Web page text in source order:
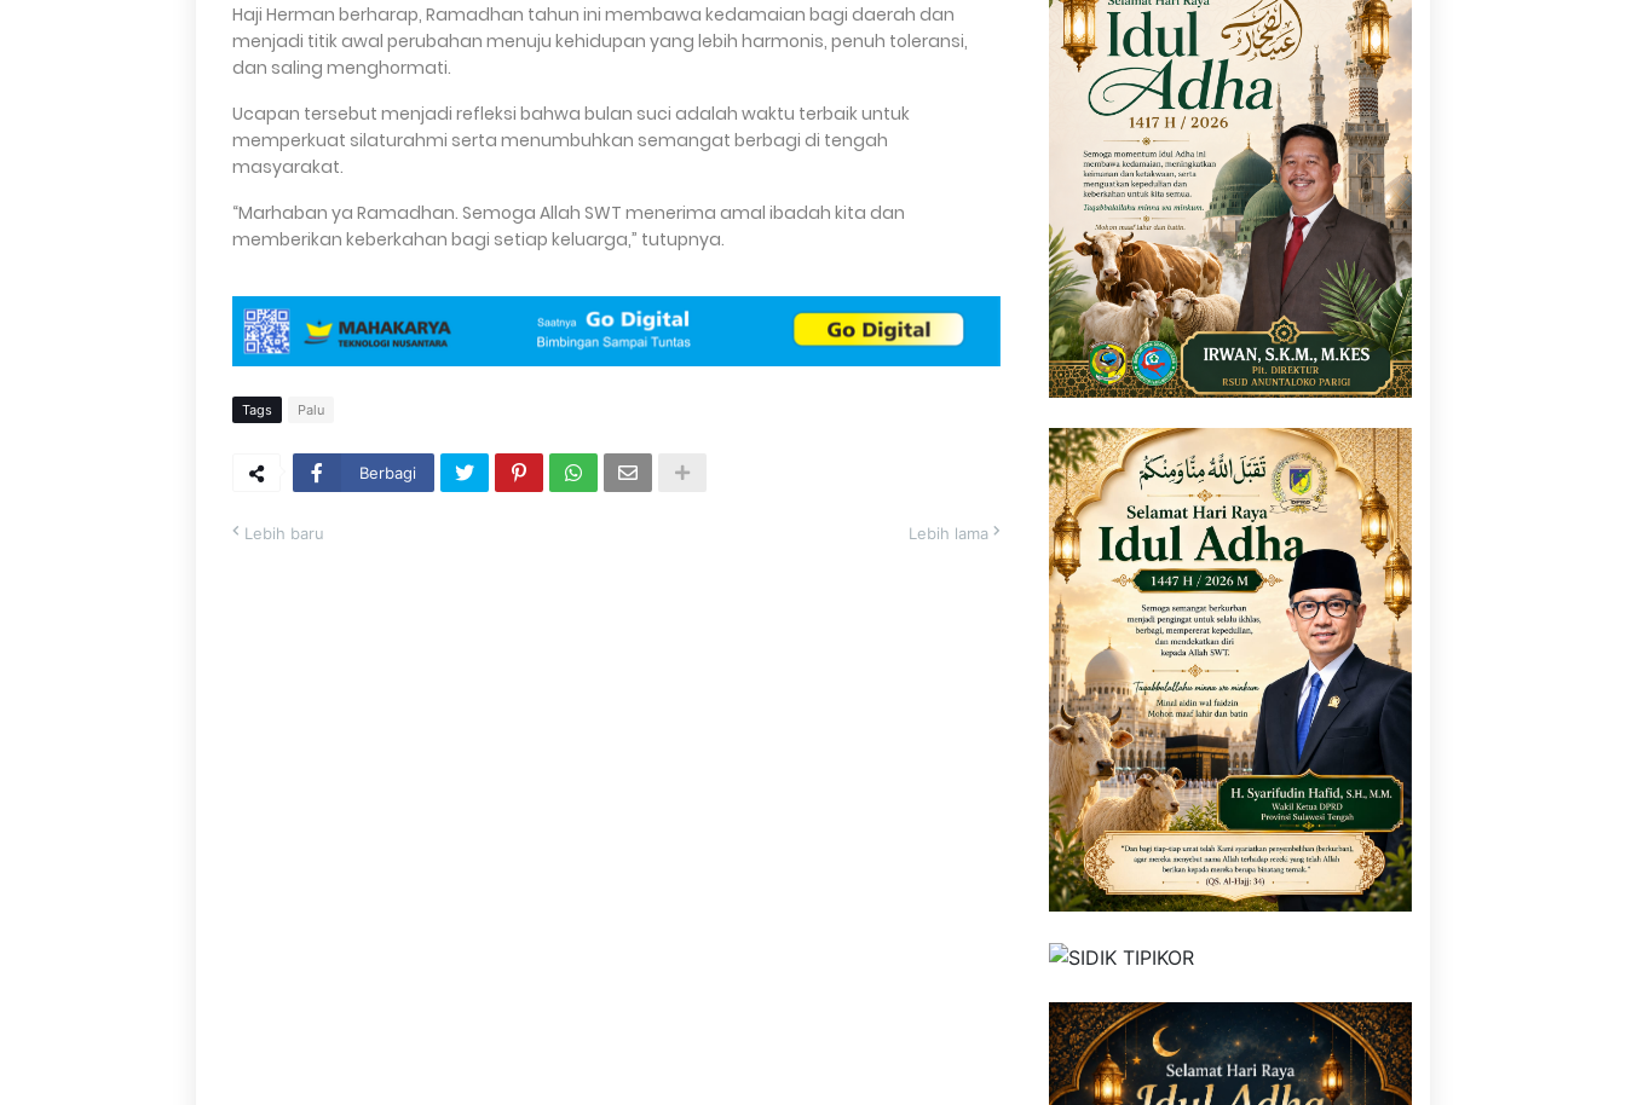
Haji Herman berharap, Ramadhan tahun ini membawa kedamaian bagi daerah dan
menjadi titik awal perubahan menuju kehidupan yang lebih harmonis, penuh toleransi,
dan saling menghormati.
Ucapan tersebut menjadi refleksi bahwa bulan suci adalah waktu terbaik untuk
memperkuat silaturahmi serta menumbuhkan semangat berbagi di tengah
masyarakat.
“Marhaban ya Ramadhan. Semoga Allah SWT menerima amal ibadah kita dan
memberikan keberkahan bagi setiap keluarga,” tutupnya.
Tags Palu
Berbagi
Lebih baru Lebih lama